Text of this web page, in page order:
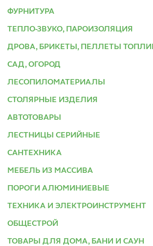
ФУРНИТУРА
ТЕПЛО-ЗВУКО, ПАРОИЗОЛЯЦИЯ
ДРОВА, БРИКЕТЫ, ПЕЛЛЕТЫ
САД, ОГОРОД
ЛЕСОПИЛОМАТЕРИАЛЫ
СТОЛЯРНЫЕ ИЗДЕЛИЯ
АВТОТОВАРЫ
ЛЕСТНИЦЫ СЕРИЙНЫЕ
САНТЕХНИКА
МЕБЕЛЬ ИЗ МАССИВА
ПОРОГИ АЛЮМИНИЕВЫЕ
ТЕХНИКА И ЭЛЕКТРОИНСТРУМЕНТ
ОБЩЕСТРОЙ
ТОВАРЫ ДЛЯ ДОМА, БАНИ И САУН